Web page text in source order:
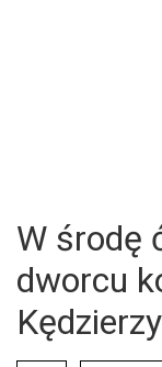
W środę
dworcu